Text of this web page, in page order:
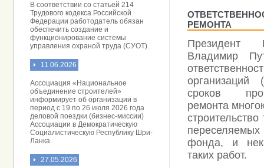
В соответствии со статьей 214
Трудового кодекса Российской
Федерации работодатель обязан
обеспечить создание и
функционирование системы
управления охраной труда (СУОТ).
11.06.2026
Ассоциация «Национальное
объединение строителей»
информирует об организации в
период с 19 по 26 июля 2026 года
деловой поездки (бизнес-миссии)
Ассоциации в Демократическую
Социалистическую Республику Шри-
Ланка.
27.05.2026
РЕМОНТА
Президент
Владимир
сроков
ремонта
переселяемых
фонда, и
таких работ.